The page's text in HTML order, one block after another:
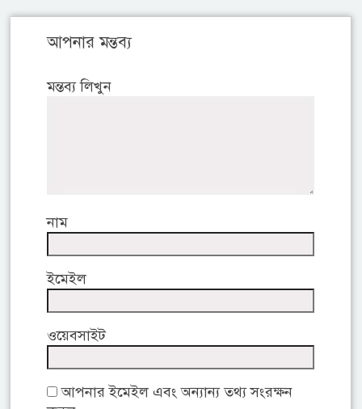
আপনার মন্তব্য
মন্তব্য লিখুন
নাম
ইমেইল
ওয়েবসাইট
আপনার ইমেইল এবং অন্যান্য তথ্য সংরক্ষন